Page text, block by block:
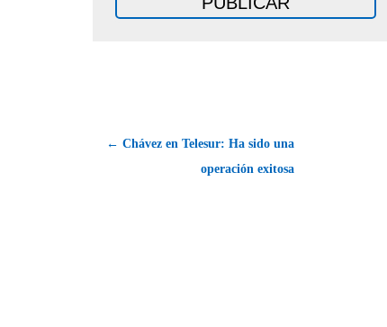
← Chávez en Telesur: Ha sido una
operación exitosa